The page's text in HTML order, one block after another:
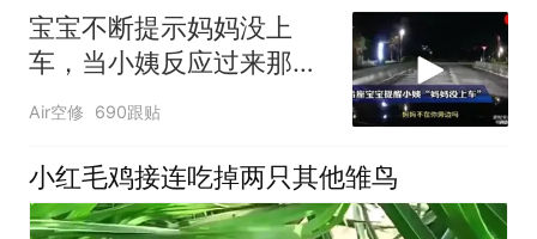
宝宝不断提示妈妈没上
车，当小姨反应过来那一
刻，笑死我了！
Air空修 690跟贴
小红毛鸡接连吃掉两只其他雏鸟